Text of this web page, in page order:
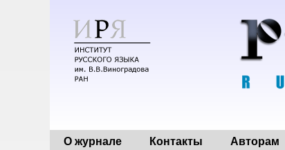
О журнале Контакты Авторам